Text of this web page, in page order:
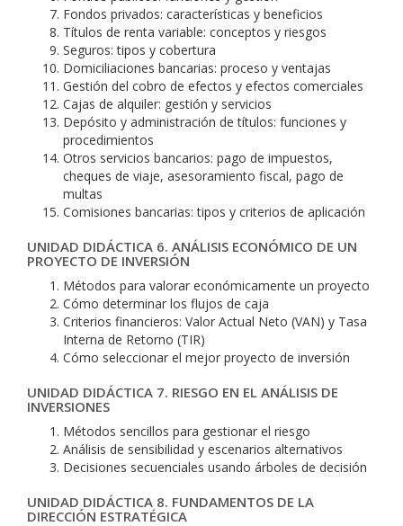
Fondos privados: características y beneficios
Títulos de renta variable: conceptos y riesgos
Seguros: tipos y cobertura
Domiciliaciones bancarias: proceso y ventajas
Gestión del cobro de efectos y efectos comerciales
Cajas de alquiler: gestión y servicios
Depósito y administración de títulos: funciones y
procedimientos
Otros servicios bancarios: pago de impuestos,
cheques de viaje, asesoramiento fiscal, pago de
multas
Comisiones bancarias: tipos y criterios de aplicación
UNIDAD DIDÁCTICA 6. ANÁLISIS ECONÓMICO DE UN
PROYECTO DE INVERSIÓN
Métodos para valorar económicamente un proyecto
Cómo determinar los flujos de caja
Criterios financieros: Valor Actual Neto (VAN) y Tasa
Interna de Retorno (TIR)
Cómo seleccionar el mejor proyecto de inversión
UNIDAD DIDÁCTICA 7. RIESGO EN EL ANÁLISIS DE
INVERSIONES
Métodos sencillos para gestionar el riesgo
Análisis de sensibilidad y escenarios alternativos
Decisiones secuenciales usando árboles de decisión
UNIDAD DIDÁCTICA 8. FUNDAMENTOS DE LA
DIRECCIÓN ESTRATÉGICA